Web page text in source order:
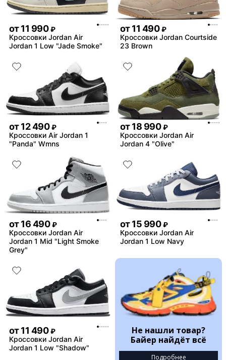
от11 990 ₽
Кроссовки Jordan Air
Jordan 1 Low "Jade Smoke"
от11 490 ₽
Кроссовки Jordan Courtside
23 Brown
от12 490 ₽
Кроссовки Air Jordan 1
"Panda" Wmns
от18 990 ₽
Кроссовки Jordan Air
Jordan 4 "Olive"
от16 490 ₽
Кроссовки Jordan Air
Jordan 1 Mid "Light Smoke
Grey"
от15 990 ₽
Кроссовки Jordan Air
Jordan 1 Low Navy
от11 490 ₽
Кроссовки Jordan Air
Jordan 1 Low "Shadow"
Не нашли товар?
Байер найдёт всё
Подробнее